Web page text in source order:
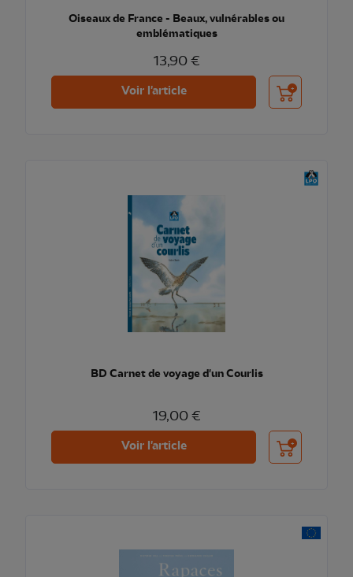
Oiseaux de France - Beaux, vulnérables ou
emblématiques
13,90 €
Voir l'article Ajouter au
BD Carnet de voyage d'un Courlis
19,00 €
Voir l'article Ajouter au